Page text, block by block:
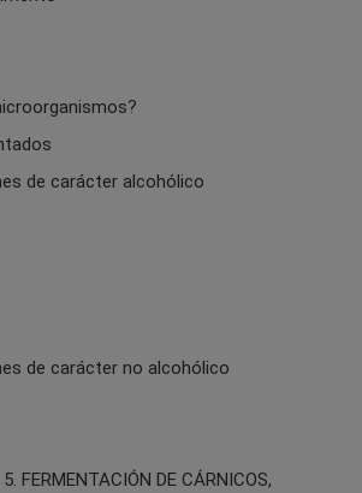
de carácter alcohólico
de carácter no alcohólico
FERMENTACIÓN DE CÁRNICOS,